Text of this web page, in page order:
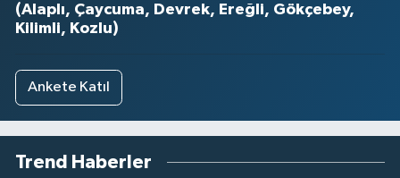
(Alaplı, Çaycuma, Devrek, Ereğli, Gökçebey,
Kilimli, Kozlu)
Ankete Katıl
Trend Haberler